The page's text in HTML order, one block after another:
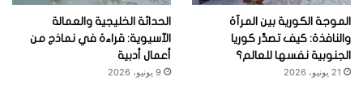
الموجة الكورية بين المرآة
والنافذة: كيف تصدِّر كوريا
الجنوبية نفسها للعالم؟
21 يونيو، 2026
الحداثة الخليجية والعمالة
الآسيوية: قراءة في نماذج من
أعمال أدبية
9 يونيو، 2026